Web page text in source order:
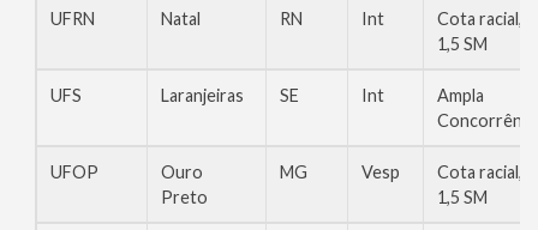
UFRN Natal RN Int
Cota racial,
1,5 SM
UFS Laranjeiras SE Int
Ampla
UFOP
Ouro
Preto
MG Vesp
Cota racial,
1,5 SM